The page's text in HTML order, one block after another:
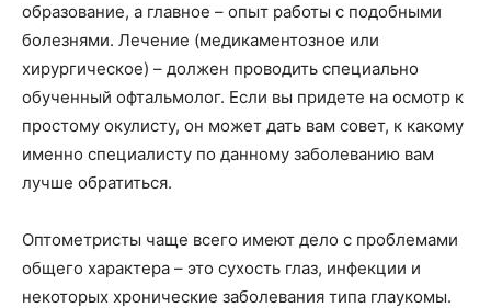
образование, а главное – опыт работы с подобными
болезнями. Лечение (медикаментозное или
хирургическое) – должен проводить специально
обученный офтальмолог. Если вы придете на осмотр к
простому окулисту, он может дать вам совет, к какому
именно специалисту по данному заболеванию вам
лучше обратиться.
Оптометристы чаще всего имеют дело с проблемами
общего характера – это сухость глаз, инфекции и
некоторых хронические заболевания типа глаукомы.